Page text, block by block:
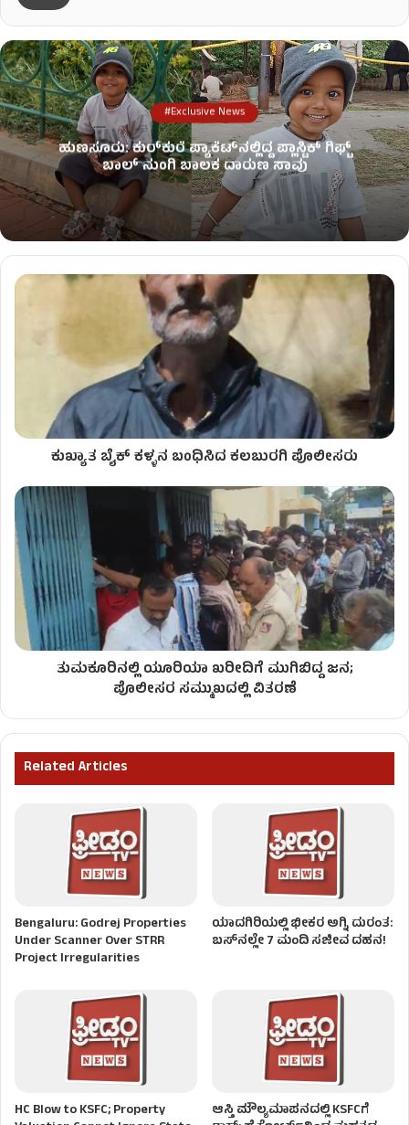
#Exclusive News
ಹುಣಸೂರು: ಕುರ್‌ಕುರೆ ಪ್ಯಾಕೆಟ್‌ನಲ್ಲಿದ್ದ ಪ್ಲಾಸ್ಟಿಕ್ ಗಿಫ್ಟ್
ಬಾಲ್ ನುಂಗಿ ಬಾಲಕ ದಾರುಣ ಸಾವು
ಕುಖ್ಯಾತ ಬೈಕ್​ ಕಳ್ಳನ ಬಂಧಿಸಿದ ಕಲಬುರಗಿ ಪೊಲೀಸರು
ತುಮಕೂರಿನಲ್ಲಿ ಯೂರಿಯಾ ಖರೀದಿಗೆ ಮುಗಿಬಿದ್ದ ಜನ;
ಪೊಲೀಸರ ಸಮ್ಮುಖದಲ್ಲಿ ವಿತರಣೆ
Related Articles
Bengaluru: Godrej Properties
Under Scanner Over STRR
Project Irregularities
ಯಾದಗಿರಿಯಲ್ಲಿ ಭೀಕರ ಅಗ್ನಿ ದುರಂತ:
ಬಸ್‌ನಲ್ಲೇ 7 ಮಂದಿ ಸಜೀವ ದಹನ!
HC Blow to KSFC; Property
ಆಸ್ತಿ ಮೌಲ್ಯಮಾಪನದಲ್ಲಿ KSFCಗೆ